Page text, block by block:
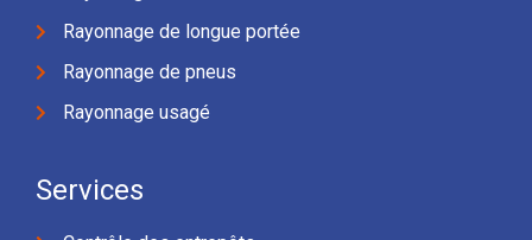
Rayonnage de longue portée
Rayonnage de pneus
Rayonnage usagé
Services